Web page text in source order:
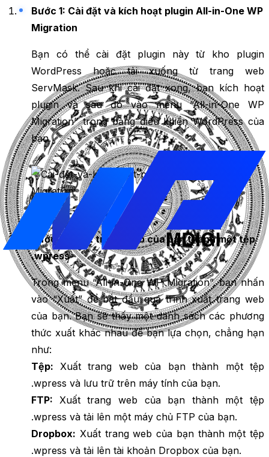
Bước 1: Cài đặt và kích hoạt plugin All-in-One WP
Migration
Bạn có thể cài đặt plugin này từ kho plugin
WordPress hoặc tải xuống từ trang web
ServMask. Sau khi cài đặt xong, bạn kích hoạt
plugin và sau đó vào menu “All-in-One WP
Migration” trong bảng điều khiển WordPress của
bạn.
Bước 2: Xuất trang web của bạn thành một tệp
.wpress
Trong menu “All-in-One WP Migration”, bạn nhấn
vào “Xuất” để bắt đầu quá trình xuất trang web
của bạn. Bạn sẽ thấy một danh sách các phương
thức xuất khác nhau để bạn lựa chọn, chẳng hạn
như:
Tệp: Xuất trang web của bạn thành một tệp
.wpress và lưu trữ trên máy tính của bạn.
FTP: Xuất trang web của bạn thành một tệp
.wpress và tải lên một máy chủ FTP của bạn.
Dropbox: Xuất trang web của bạn thành một tệp
.wpress và tải lên tài khoản Dropbox của bạn.